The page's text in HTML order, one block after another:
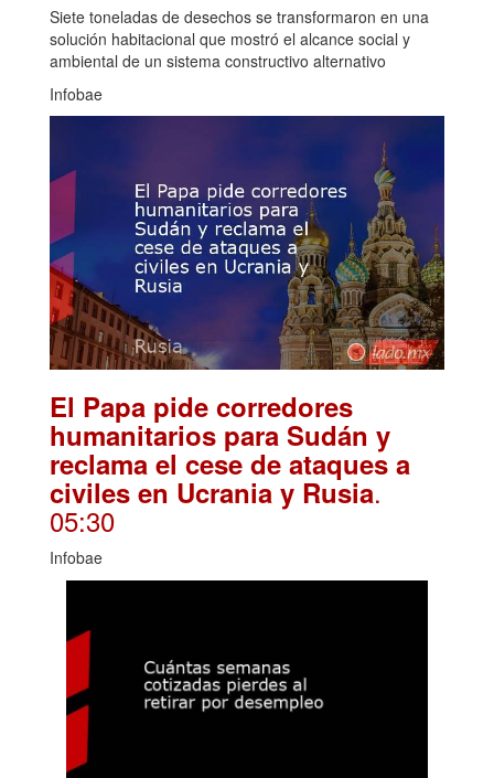
Siete toneladas de desechos se transformaron en una
solución habitacional que mostró el alcance social y
ambiental de un sistema constructivo alternativo
Infobae
El Papa pide corredores
humanitarios para Sudán y
reclama el cese de ataques a
civiles en Ucrania y Rusia.
05:30
Infobae